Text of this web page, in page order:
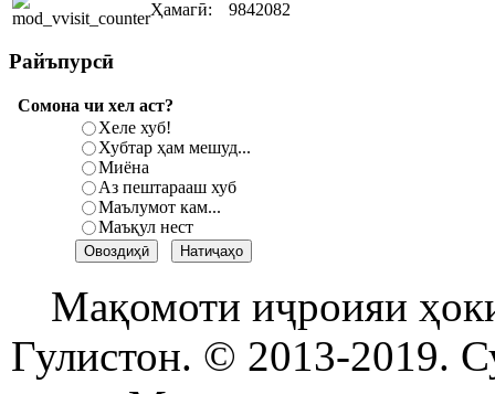
Ҳамагӣ: 9842082
Райъпурсӣ
Сомона чи хел аст?
Хеле хуб!
Хубтар ҳам мешуд...
Миёна
Аз пештарааш хуб
Маълумот кам...
Маъқул нест
Мақомоти иҷроияи
Гулистон. © 2013-2019.